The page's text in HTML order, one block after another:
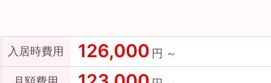
入居時費用 126,000 円 ～